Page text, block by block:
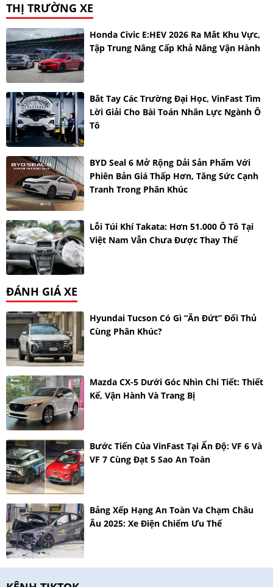
THỊ TRƯỜNG XE
Honda Civic E:HEV 2026 Ra Mắt Khu Vực,
Tập Trung Nâng Cấp Khả Năng Vận Hành
Bắt Tay Các Trường Đại Học, VinFast Tìm
Lời Giải Cho Bài Toán Nhân Lực Ngành Ô
Tô
BYD Seal 6 Mở Rộng Dải Sản Phẩm Với
Phiên Bản Giá Thấp Hơn, Tăng Sức Cạnh
Tranh Trong Phân Khúc
Lỗi Túi Khí Takata: Hơn 51.000 Ô Tô Tại
Việt Nam Vẫn Chưa Được Thay Thế
ĐÁNH GIÁ XE
Hyundai Tucson Có Gì “ăn Đứt” Đối Thủ
Cùng Phân Khúc?
Mazda CX-5 Dưới Góc Nhìn Chi Tiết: Thiết
Kế, Vận Hành Và Trang Bị
Bước Tiến Của VinFast Tại Ấn Độ: VF 6 Và
VF 7 Cùng Đạt 5 Sao An Toàn
Bảng Xếp Hạng An Toàn Va Chạm Châu
Âu 2025: Xe Điện Chiếm Ưu Thế